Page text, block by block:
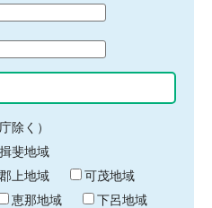
除く）
揖斐地域
郡上地域
可茂地域
恵那地域
下呂地域